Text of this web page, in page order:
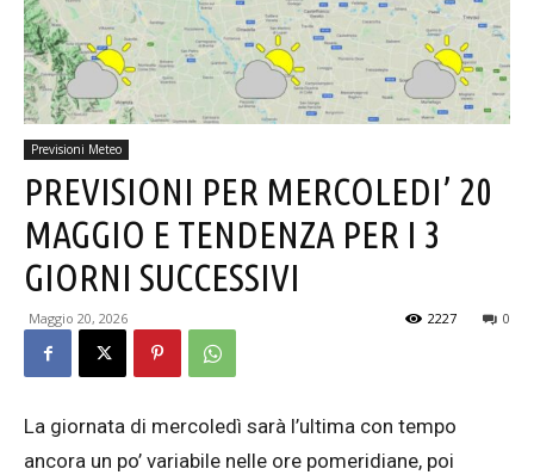
Previsioni Meteo
PREVISIONI PER MERCOLEDI’ 20
MAGGIO E TENDENZA PER I 3
GIORNI SUCCESSIVI
Maggio 20, 2026 0
2227
La giornata di mercoledì sarà l’ultima con tempo
ancora un po’ variabile nelle ore pomeridiane, poi